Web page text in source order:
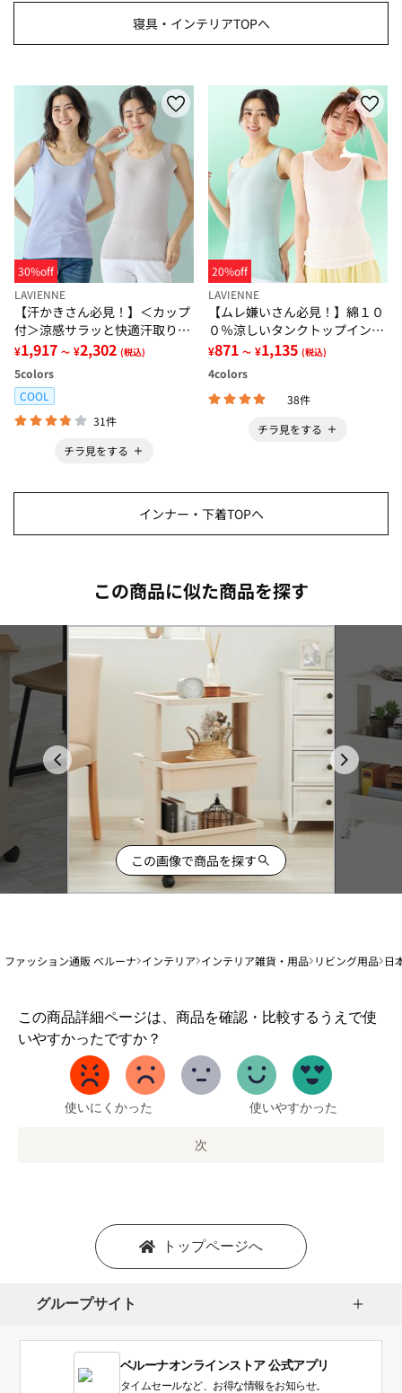
寝具・インテリアTOPへ
30%off
LAVIENNE
【汗かきさん必見！】＜カップ
付＞涼感サラッと快適汗取りタ
ンクトップインナー＜さらりラ
ボ＞
¥1,917 ～ ¥2,302 (税込)
5colors
COOL
31件
チラ見をする
20%off
LAVIENNE
【ムレ嫌いさん必見！】綿１０
０％涼しいタンクトップインナ
ー＜さらりラボ＞
¥871 ～ ¥1,135 (税込)
4colors
38件
チラ見をする
インナー・下着TOPへ
この商品に似た商品を探す
この画像で商品を探す
ファッション通販 ベルーナ インテリア インテリア雑貨・用品 リビング用品 日
この商品詳細ページは、商品を確認・比較するうえで使
いやすかったですか？
1
か
使いにくかった 使いやすかった
次
トップページへ
グループサイト
ベルーナオンラインストア 公式アプリ
タイムセールなど、お得な情報をお知らせ。